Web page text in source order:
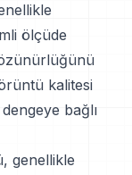
ölçüde
kalitesi
bağlı
genellikle